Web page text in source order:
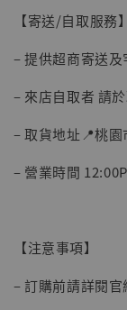
【寄送/自取服務】
– 提供超商寄送
– 來店自取者 請
– 取貨地址📍桃
– 營業時間
【注意事項】
– 訂購前請詳閱官